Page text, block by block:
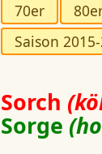
70er
Saison
Sorch
Sorge